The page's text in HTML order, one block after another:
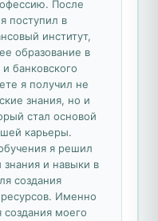
После
поступил в
институт,
образование в
банковского
я получил не
знания, но и
стал основой
карьеры.
я решил
знания и навыки в
создания
Именно
создания моего